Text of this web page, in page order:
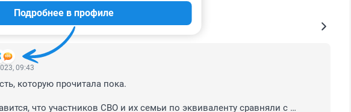
8
Подробнее в профиле
09:43
которую прочитала пока.
что участников СВО и их семьи по эквиваленту сравняли с